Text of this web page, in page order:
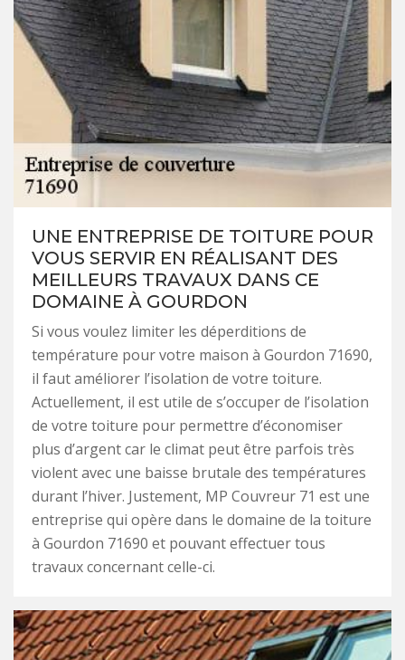
UNE ENTREPRISE DE TOITURE POUR
VOUS SERVIR EN RÉALISANT DES
MEILLEURS TRAVAUX DANS CE
DOMAINE À GOURDON
Si vous voulez limiter les déperditions de
température pour votre maison à Gourdon 71690,
il faut améliorer l’isolation de votre toiture.
Actuellement, il est utile de s’occuper de l’isolation
de votre toiture pour permettre d’économiser
plus d’argent car le climat peut être parfois très
violent avec une baisse brutale des températures
durant l’hiver. Justement, MP Couvreur 71 est une
entreprise qui opère dans le domaine de la toiture
à Gourdon 71690 et pouvant effectuer tous
travaux concernant celle-ci.